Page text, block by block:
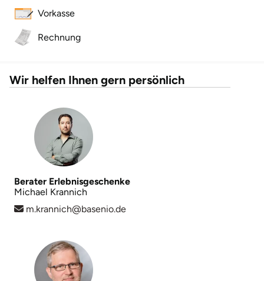
Vorkasse
Rechnung
Wir helfen Ihnen gern persönlich
Berater Erlebnisgeschenke
Michael Krannich
m.krannich@basenio.de
Köln
Landkreis Rostock
Leipzig
Leutkirch
Ludwigslust-Parchim
Lübeck